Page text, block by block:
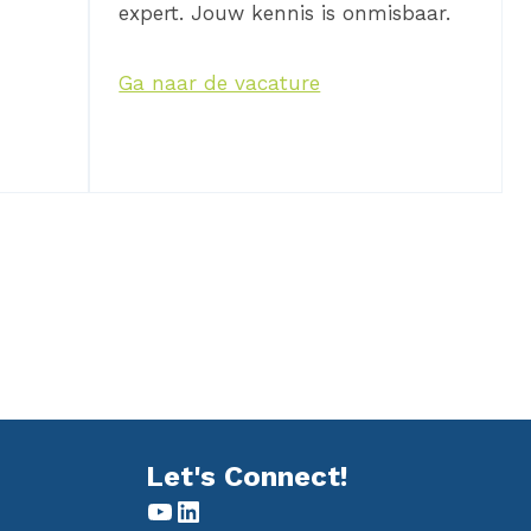
expert. Jouw kennis is onmisbaar.
Ga naar de vacature
Let's Connect!
YouTube
LinkedIn